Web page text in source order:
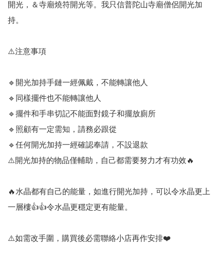
開光，＆寺廟燒符開光等。我只信普陀山寺廟僧侶開光加
持。
⚠️注意事項
🔹️開光加持手鏈一經佩戴，不能轉讓他人
🔹️同樣擺件也不能轉讓他人
🔹️擺件和手串切記不能面對鏡子和擺放廁所
🔹️照顧有一定需知，請務必跟從
🔹️任何開光加持一經確認奉請，不設退款
⚠️開光加持的物品僅輔助，自己都需要努力才有功效🔥
🔥水晶都有自己的能量，如進行開光加持，可以令水晶更上
一層樓👍👍令水晶更穩定更有能量。
⚠️如需改手圍，購買後必需聯絡小店再作安排❤️